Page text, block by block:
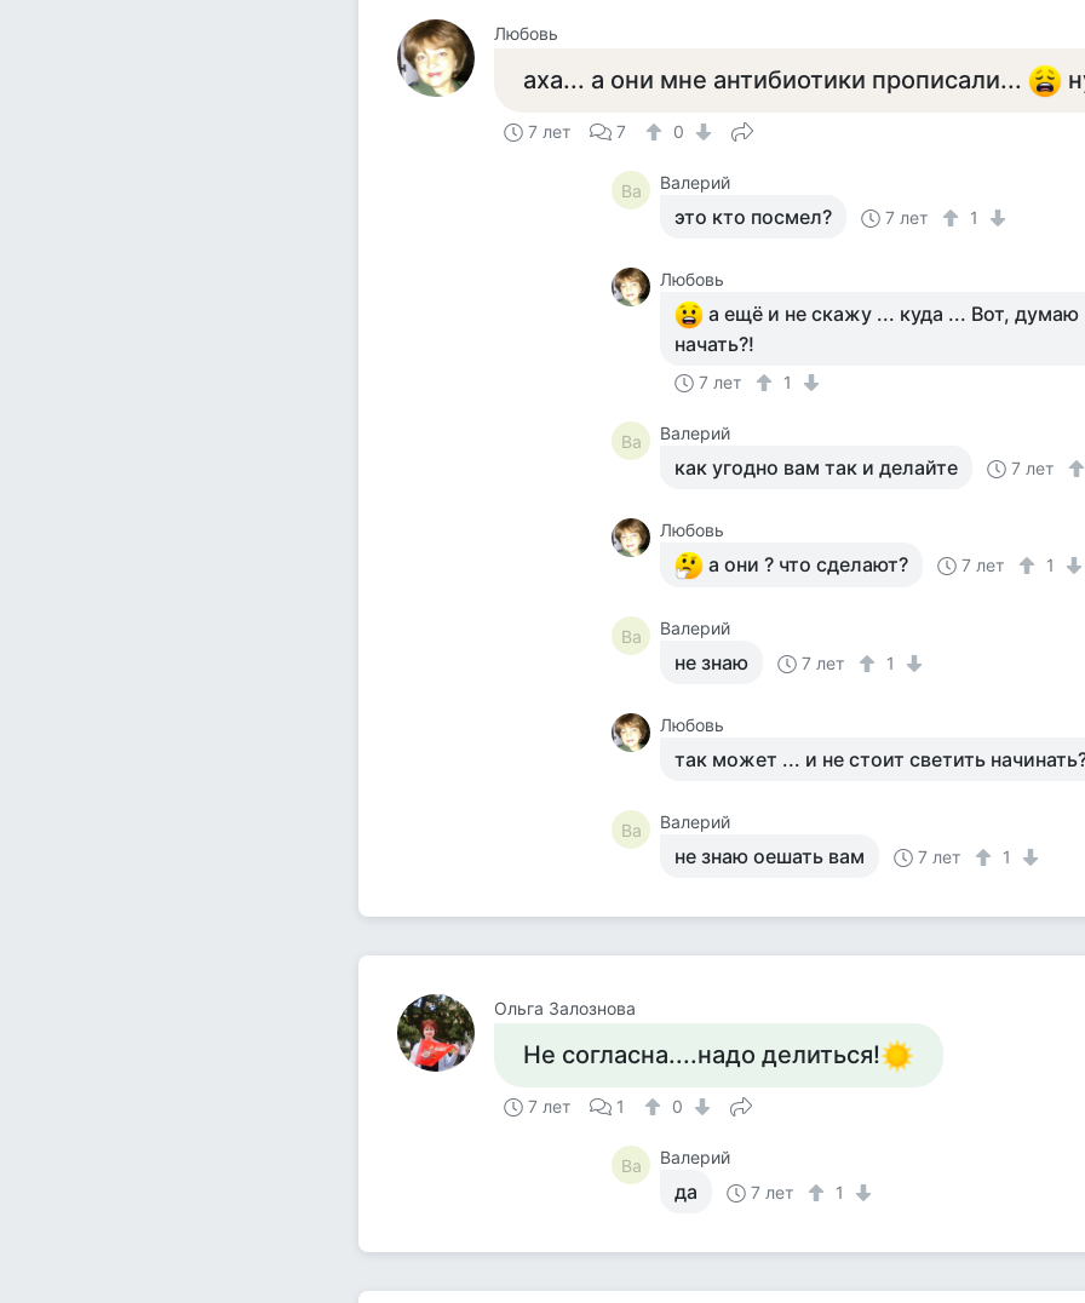
Любовь
аха... а они мне антибиотики прописали...
7 лет 7 0
Ва Валерий
это кто посмел? 7 лет 1
Любовь
а ещё и не скажу ... куда ... Вот, думаю
начать?!
7 лет 1
Ва Валерий
как угодно вам так и делайте 7 лет
Любовь
а они ? что сделают? 7 лет 1
Ва Валерий
не знаю 7 лет 1
Любовь
так может ... и не стоит светить
Ва Валерий
не знаю оешать вам 7 лет 1
Ольга Залознова
Не согласна....надо делиться!
7 лет 1 0
Ва Валерий
да 7 лет 1